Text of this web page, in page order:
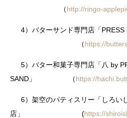
（http://ringo-
4）バターサンド専門店「PRESS
（https://
5）バター和菓子専門店「八 by
SAND」 （https://
6）架空のパティスリー「しろい
店」 (https://